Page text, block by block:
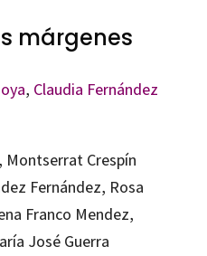
márgenes
, Claudia Fernández
Montserrat Crespín
Fernández, Rosa
Franco Mendez,
José Guerra